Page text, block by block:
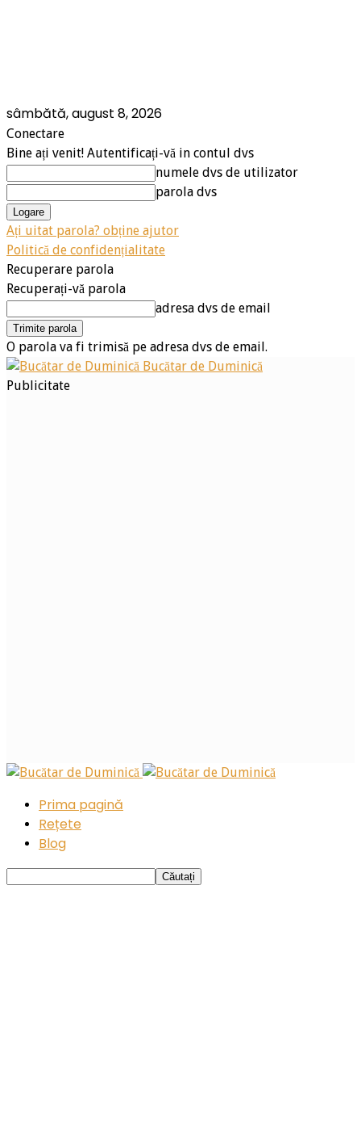
sâmbătă, august 8, 2026
Conectare
Bine ați venit! Autentificați-vă in contul dvs
numele dvs de utilizator
parola dvs
Ați uitat parola? obține ajutor
Politică de confidențialitate
Recuperare parola
Recuperați-vă parola
adresa dvs de email
O parola va fi trimisă pe adresa dvs de email.
Bucătar de Duminică
Publicitate
Prima pagină
Rețete
Blog